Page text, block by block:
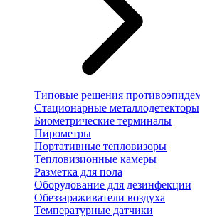
Типовые решения
Стационарные металлодетекторы
Биометрические терминалы
Пирометры
Портативные тепловизоры
Тепловизионные камеры
Разметка для пола
Оборудование для дезинфекции
Обеззараживатели воздуха
Температурные датчики